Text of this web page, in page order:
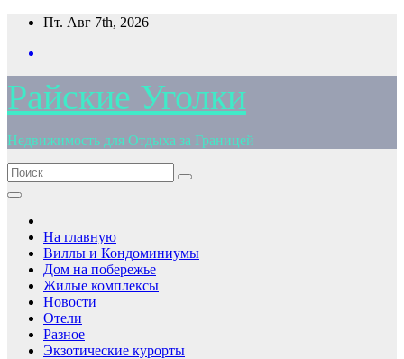
Перейти
содержимому
Пт. Авг 7th, 2026
Райские Уголки
Недвижимость для Отдыха за Границей
На главную
Виллы и Кондоминиумы
Дом на побережье
Жилые комплексы
Новости
Отели
Разное
Экзотические курорты